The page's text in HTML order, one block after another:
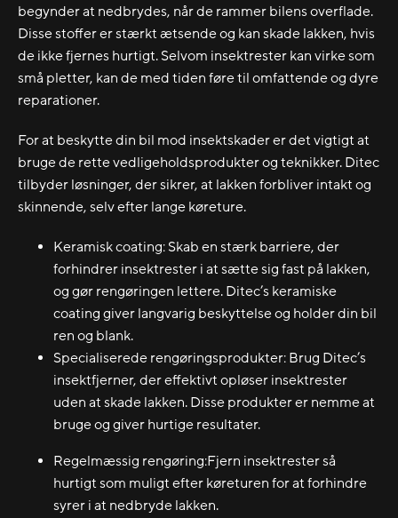
begynder at nedbrydes, når de rammer bilens overflade.
Disse stoffer er stærkt ætsende og kan skade lakken, hvis
de ikke fjernes hurtigt. Selvom insektrester kan virke som
små pletter, kan de med tiden føre til omfattende og dyre
reparationer.
For at beskytte din bil mod insektskader er det vigtigt at
bruge de rette vedligeholdsprodukter og teknikker. Ditec
tilbyder løsninger, der sikrer, at lakken forbliver intakt og
skinnende, selv efter lange køreture.
Keramisk coating: Skab en stærk barriere, der
forhindrer insektrester i at sætte sig fast på lakken,
og gør rengøringen lettere. Ditec’s keramiske
coating giver langvarig beskyttelse og holder din bil
ren og blank.
Specialiserede rengøringsprodukter: Brug Ditec’s
insektfjerner, der effektivt opløser insektrester
uden at skade lakken. Disse produkter er nemme at
bruge og giver hurtige resultater.
Regelmæssig rengøring:Fjern insektrester så
hurtigt som muligt efter køreturen for at forhindre
syrer i at nedbryde lakken.